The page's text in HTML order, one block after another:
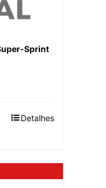
Sprint
Detalhes